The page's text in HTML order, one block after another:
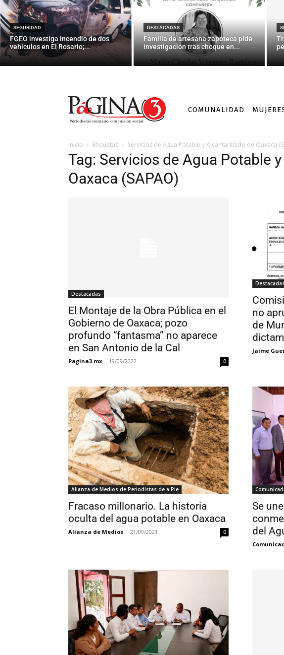
SEGURIDAD
FGEO investiga incendio de dos
vehículos en El Rosario;...
DESTACADAS
Familia de artesana zapoteca pide
investigación tras choque en...
COMUNALIDAD
Inicio Etiquetas Servicios de Agua Potable y Alcantarillado de Oaxaca
Tag: Servicios de Agua Potable
Oaxaca (SAPAO)
Destacadas
El Montaje de la Obra Pública en el
Gobierno de Oaxaca; pozo
profundo “fantasma” no aparece
en San Antonio de la Cal
Pagina3.mx - 19/09/2022 0
Destacadas
no
de
Jaime
Alianza de Medios de Periodistas de a Pie
Fracaso millonario. La historia
oculta del agua potable en Oaxaca
Alianza de Medios - 21/09/2021 0
Se
del